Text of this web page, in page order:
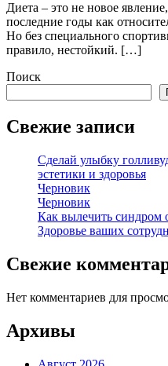
Диета – это не новое
последние годы как
Но без специального
правило, нестойкий. […]
Поиск
Свежие записи
Сделай улыбку
эстетики и здоровья
Черновик
Черновик
Как вылечить синдром
Здоровье ваших
Свежие
Нет комментариев для
Архивы